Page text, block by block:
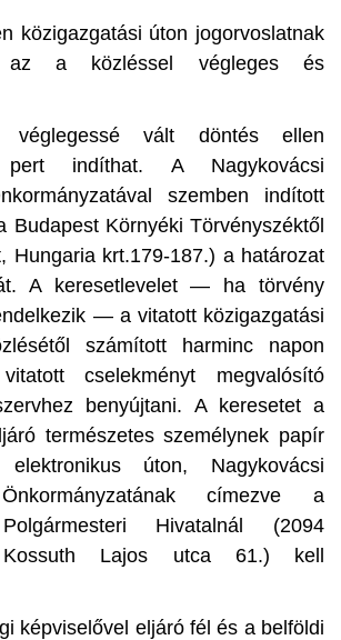
közigazgatási úton jogorvoslatnak
az a közléssel végleges és
vált döntés ellen
pert indíthat. A Nagykovácsi
szemben indított
Budapest Környéki Törvényszéktől
Hungaria krt.179-187.) a határozat
A keresetlevelet — ha törvény
— a vitatott közigazgatási
számított harminc napon
cselekményt megvalósító
benyújtani. A keresetet a
természetes személynek papír
úton, Nagykovácsi
címezve a
Hivatalnál (2094
Kossuth Lajos utca 61.) kell
képviselővel eljáró fél és a belföldi